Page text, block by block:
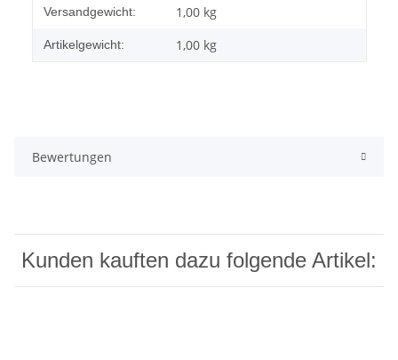
Produkteigenschaft
Wert
Versandgewicht: 1,00 kg
Artikelgewicht: 1,00 kg
Bewertungen
Kunden kauften dazu folgende Artikel: